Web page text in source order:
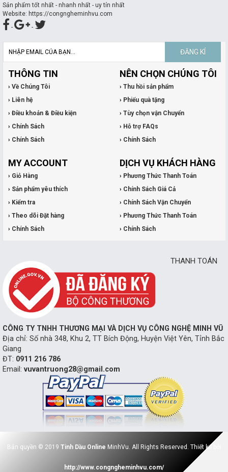
Sản phẩm tốt nhất - nhanh nhất - uy tín nhất
Website: https://congngheminhvu.com
-
-
ĐĂNG KÍ
THÔNG TIN
› Về Chúng Tôi
› Liên hệ
› Điều khoản & Điều kiện
› Chính Sách
› Chính Sách
NÊN CHỌN CHÚNG TÔI
› Thu hồi sản phẩm
› Phiếu quà tặng
› Tùy chọn vận Chuyển
› Hỗ trợ FAQs
› Chính Sách
MY ACCOUNT
› Giỏ Hàng
› Sản phẩm yêu thích
› Kiểm tra
› Theo dõi Đặt hàng
› Chính Sách
DỊCH VỤ KHÁCH HÀNG
› Phương Thức Thanh Toán
› Chính Sách Giá Cả
› Chính Sách Vận Chuyển
› Phương Thức Thanh Toán
› Chính Sách
CÔNG TY TNHH THƯƠNG MẠI VÀ DỊCH VỤ CÔNG NGHỆ MINH VŨ
Địa chỉ: Số nhà 348, Khu 2, TT Bích Động, Huyện Việt Yên, Tỉnh Bắc
Giang
ĐT: 0911 216 786
Email: vuvantruong28@gmail.com
THANH TOÁN
Bản quyền © 2019 Tinh Dầu Online MinhVu. All Rights Reserved. Thiết kế bởi
http://www.congngheminhvu.com/